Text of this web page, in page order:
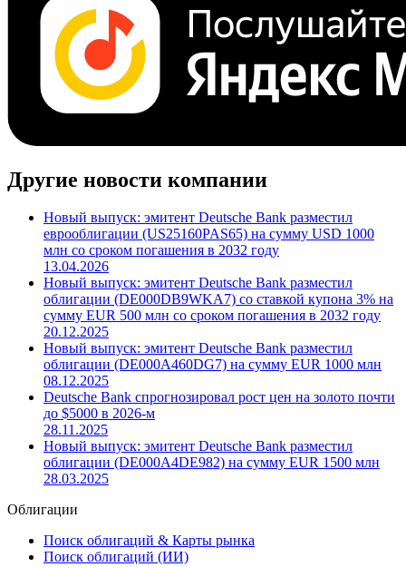
Другие новости компании
Новый выпуск: эмитент Deutsche Bank разместил
еврооблигации (US25160PAS65) на сумму USD 1000
млн со сроком погашения в 2032 году
13.04.2026
Новый выпуск: эмитент Deutsche Bank разместил
облигации (DE000DB9WKA7) со ставкой купона 3% на
сумму EUR 500 млн со сроком погашения в 2032 году
20.12.2025
Новый выпуск: эмитент Deutsche Bank разместил
облигации (DE000A460DG7) на сумму EUR 1000 млн
08.12.2025
Deutsche Bank спрогнозировал рост цен на золото почти
до $5000 в 2026-м
28.11.2025
Новый выпуск: эмитент Deutsche Bank разместил
облигации (DE000A4DE982) на сумму EUR 1500 млн
28.03.2025
Облигации
Поиск облигаций & Карты рынка
Поиск облигаций (ИИ)